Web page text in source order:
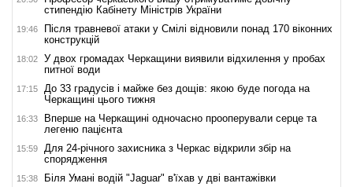
стипендію Кабінету Міністрів України
19:46
Після травневої атаки у Смілі відновили понад 170 віконних
конструкцій
18:02
У двох громадах Черкащини виявили відхилення у пробах
питної води
17:15
До 33 градусів і майже без дощів: якою буде погода на
Черкащині цього тижня
16:33
Вперше на Черкащині одночасно прооперували серце та
легеню пацієнта
15:59
Для 24-річного захисника з Черкас відкрили збір на
спорядження
15:38 Біля Умані водій "Jaguar" в'їхав у дві вантажівки